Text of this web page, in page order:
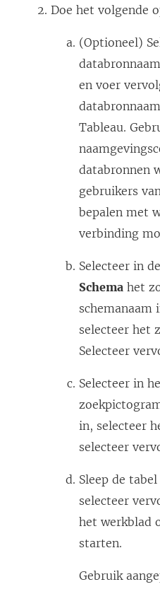
Doe het volgende
(Optioneel)
en voer
Tableau.
databronnen
gebruikers
bepalen met
verbinding
Selecteer in
Schema het
schemanaam
selecteer het
Selecteer
Selecteer in
in, selecteer
selecteer
Sleep de
selecteer
het werkblad
starten.
Gebruik